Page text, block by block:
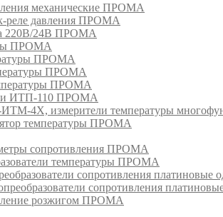
механические ПРОМА
реле давления ПРОМА
220В/24В ПРОМА
ПРОМА
ПРОМА
ПРОМА
ПРОМА
ИТП-110 ПРОМА
измерители температуры
температуры ПРОМА
сопротивления ПРОМА
температуры ПРОМА
сопротивления
сопротивления
розжигом ПРОМА